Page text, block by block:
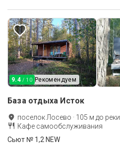
9.4 / 10 Рекомендуем
База отдыха Исток
поселок Лосево · 105 м до
Кафе самообслуживания
Сьют № 1,2 NEW